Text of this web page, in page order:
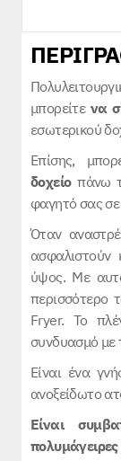
μπορείτε να
εσωτερικού
Επίσης,
δοχείοπάνω
φαγητό σας
Όταν
ύψος. Με
περισσότερο
Fryer. Το
συνδυασμό με
Είναι ένα
ανοξείδωτο
Είναι